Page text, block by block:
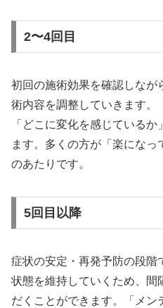
2〜4回目
初回の施術効果を確認しなが
術内容を調整していきます。
「どこに変化を感じている
ます。多くの方が「楽になっ
のあたりです。
5回目以降
症状の安定・再発予防の段階
状態を維持していくため、間
だくことができます。「メン